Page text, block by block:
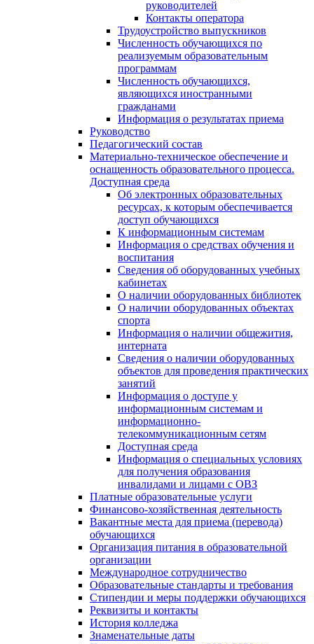
руководителей
Контакты оператора
Трудоустройство выпускников
Численность обучающихся по
реализуемым образовательным
программам
Численность обучающихся,
являющихся иностранными
гражданами
Информация о результатах приема
Руководство
Педагогический состав
Материально-техническое обеспечение и
оснащенность образовательного процесса.
Доступная среда
Об электронных образовательных
ресурсах, к которым обеспечивается
доступ обучающихся
К информационным системам
Информация о средствах обучения и
воспитания
Сведения об оборудованных учебных
кабинетах
О наличии оборудованных библиотек
О наличии оборудованных объектах
спорта
Информация о наличии общежития,
интерната
Сведения о наличии оборудованных
объектов для проведения практических
занятий
Информация о доступе у
информационным системам и
информационно-
телекоммуникационным сетям
Доступная среда
Информация о специальных условиях
для получения образования
инвалидами и лицами с ОВЗ
Платные образовательные услуги
Финансово-хозяйственная деятельность
Вакантные места для приема (перевода)
обучающихся
Организация питания в образовательной
организации
Международное сотрудничество
Образовательные стандарты и требования
Стипендии и меры поддержки обучающихся
Реквизиты и контакты
История колледжа
Знаменательные даты